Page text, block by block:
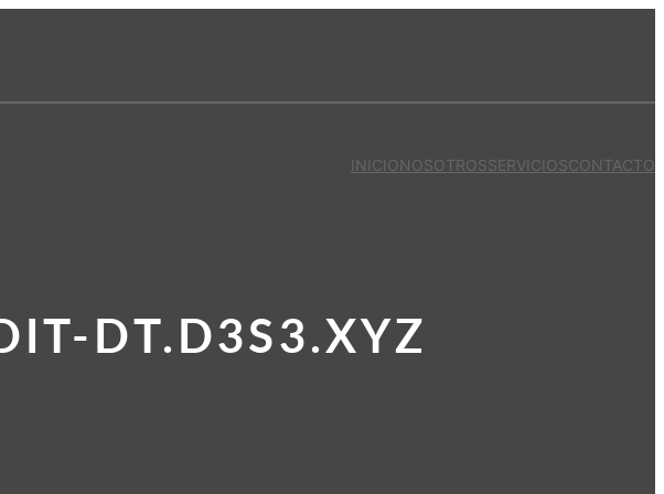
INICIONOSOTROSSERVICIOSCONTACTO
DT.D3S3.XYZ